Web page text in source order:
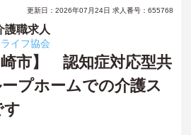
更新日：2026年07月24日 求人番号：655768
護職求人
イフ協会
崎市】 認知症対応型共
プホームでの介護ス
す